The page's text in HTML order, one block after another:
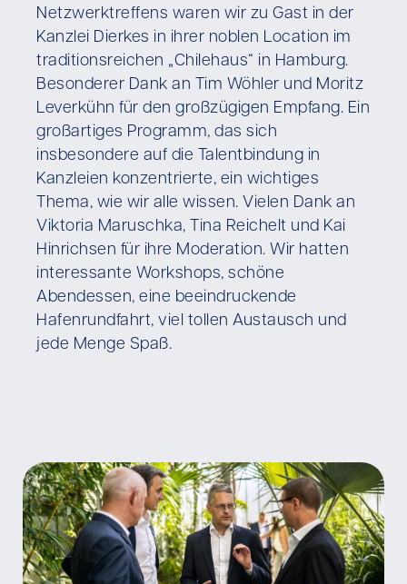
Netzwerktreffens waren wir zu Gast in der
Kanzlei Dierkes in ihrer noblen Location im
traditionsreichen „Chilehaus“ in Hamburg.
Besonderer Dank an Tim Wöhler und Moritz
Leverkühn für den großzügigen Empfang. Ein
großartiges Programm, das sich
insbesondere auf die Talentbindung in
Kanzleien konzentrierte, ein wichtiges
Thema, wie wir alle wissen. Vielen Dank an
Viktoria Maruschka, Tina Reichelt und Kai
Hinrichsen für ihre Moderation. Wir hatten
interessante Workshops, schöne
Abendessen, eine beeindruckende
Hafenrundfahrt, viel tollen Austausch und
jede Menge Spaß.